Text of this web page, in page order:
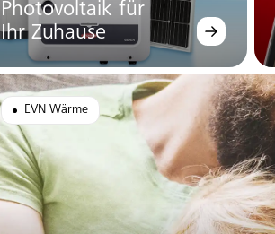
Photovoltaik für
Ihr Zuhause
EVN Wärme